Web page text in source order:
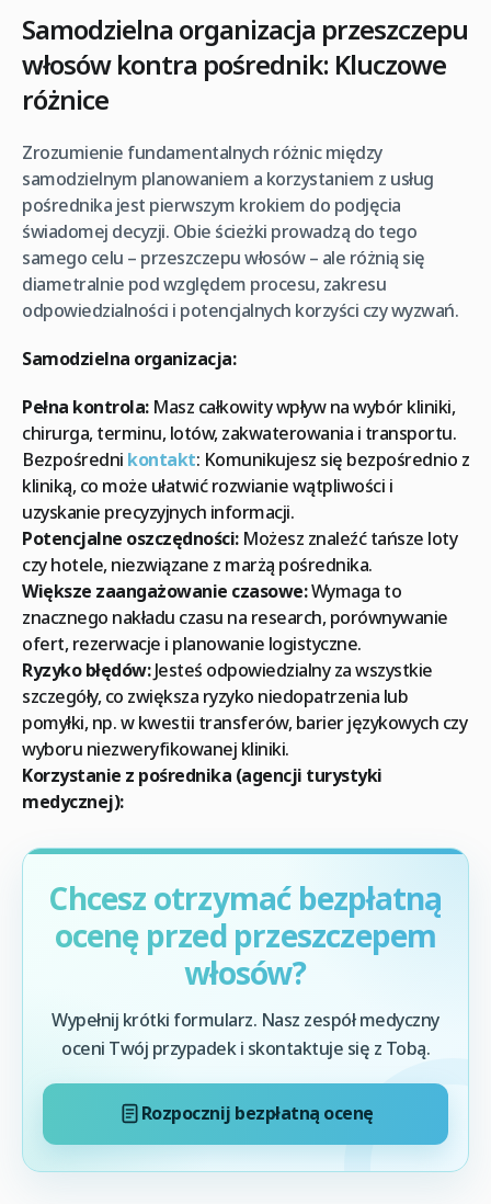
Samodzielna organizacja przeszczepu
włosów kontra pośrednik: Kluczowe
różnice
Zrozumienie fundamentalnych różnic między
samodzielnym planowaniem a korzystaniem z usług
pośrednika jest pierwszym krokiem do podjęcia
świadomej decyzji. Obie ścieżki prowadzą do tego
samego celu – przeszczepu włosów – ale różnią się
diametralnie pod względem procesu, zakresu
odpowiedzialności i potencjalnych korzyści czy wyzwań.
Samodzielna organizacja:
Pełna kontrola:Masz całkowity wpływ na wybór kliniki,
chirurga, terminu, lotów, zakwaterowania i transportu.
Bezpośredni kontakt: Komunikujesz się bezpośrednio z
kliniką, co może ułatwić rozwianie wątpliwości i
uzyskanie precyzyjnych informacji.
Potencjalne oszczędności:Możesz znaleźć tańsze loty
czy hotele, niezwiązane z marżą pośrednika.
Większe zaangażowanie czasowe:Wymaga to
znacznego nakładu czasu na research, porównywanie
ofert, rezerwacje i planowanie logistyczne.
Ryzyko błędów:Jesteś odpowiedzialny za wszystkie
szczegóły, co zwiększa ryzyko niedopatrzenia lub
pomyłki, np. w kwestii transferów, barier językowych czy
wyboru niezweryfikowanej kliniki.
Korzystanie z pośrednika (agencji turystyki
medycznej):
Chcesz otrzymać bezpłatną
ocenę przed przeszczepem
włosów?
Wypełnij krótki formularz. Nasz zespół medyczny
oceni Twój przypadek i skontaktuje się z Tobą.
Rozpocznij bezpłatną ocenę